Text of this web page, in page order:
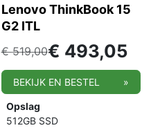
Lenovo ThinkBook 15
G2 ITL
€519,00€ 493,05
BEKIJK EN BESTEL »
Opslag
512GB SSD